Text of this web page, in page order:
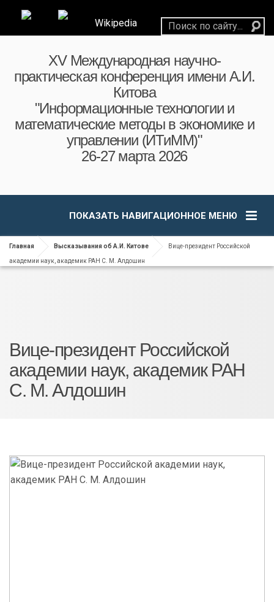
Wikipedia
XV Международная научно-
практическая конференция имени А.И.
Китова
"Информационные технологии и
математические методы в экономике и
управлении (ИТиММ)"
26-27 марта 2026
ПОКАЗАТЬ НАВИГАЦИОННОЕ МЕНЮ
Главная Высказывания об А.И. Китове Вице-президент Российской
академии наук, академик РАН С. М. Алдошин
Вице-президент Российской
академии наук, академик РАН
С. М. Алдошин